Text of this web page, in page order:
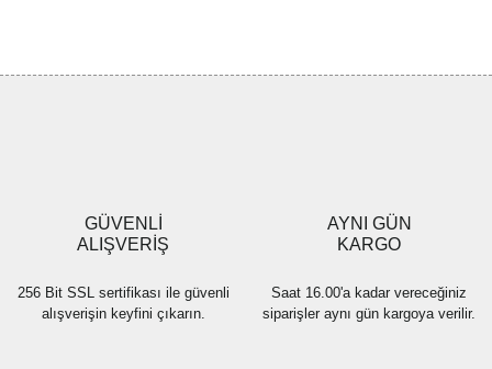
Ürün fiyatı diğer sitelerden daha pahalı.
Bu ürüne benzer farklı alternatifler olmalı.
GÜVENLİ
ALIŞVERİŞ
256 Bit SSL sertifikası ile güvenli
alışverişin keyfini çıkarın.
AYNI GÜN
KARGO
Saat 16.00'a kadar vereceğiniz
siparişler aynı gün kargoya verilir.